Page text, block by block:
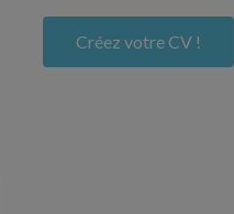
Créez votre CV !